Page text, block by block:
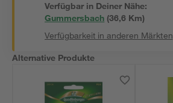
Verfügbar in Deiner Nähe:
Gummersbach (36,6 Km)
Verfügbarkeit in anderen Märkten
Alternative Produkte